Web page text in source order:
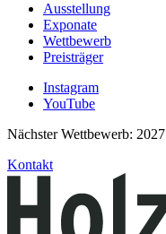
Ausstellung
Exponate
Wettbewerb
Preisträger
Instagram
YouTube
Nächster Wettbewerb: 2027
Kontakt